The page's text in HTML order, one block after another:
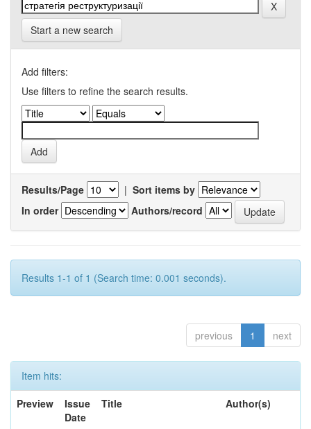
Start a new search
Add filters:
Use filters to refine the search results.
Results/Page | Sort items by
In order
Authors/record
Results 1-1 of 1 (Search time: 0.001 seconds).
previous 1 next
Item hits:
Preview
Issue
Date
Title Author(s)